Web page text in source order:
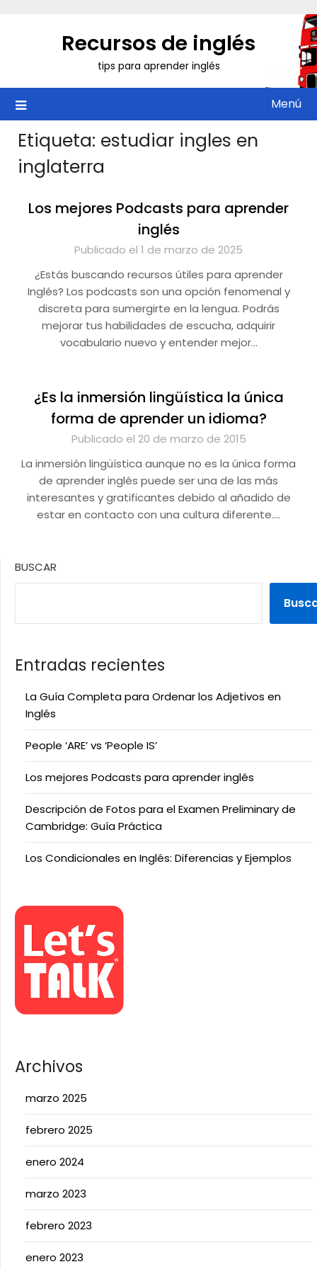
Recursos de inglés
tips para aprender inglés
Menú
Etiqueta: estudiar ingles en
inglaterra
Los mejores Podcasts para aprender
inglés
Publicado el 1 de marzo de 2025
¿Estás buscando recursos útiles para aprender
Inglés? Los podcasts son una opción fenomenal y
discreta para sumergirte en la lengua. Podrás
mejorar tus habilidades de escucha, adquirir
vocabulario nuevo y entender mejor…
¿Es la inmersión lingüística la única
forma de aprender un idioma?
Publicado el 20 de marzo de 2015
La inmersión lingüística aunque no es la única forma
de aprender inglés puede ser una de las más
interesantes y gratificantes debido al añadido de
estar en contacto con una cultura diferente….
BUSCAR
Entradas recientes
La Guía Completa para Ordenar los Adjetivos en
Inglés
People ‘ARE’ vs ‘People IS’
Los mejores Podcasts para aprender inglés
Descripción de Fotos para el Examen Preliminary de
Cambridge: Guía Práctica
Los Condicionales en Inglés: Diferencias y Ejemplos
Archivos
marzo 2025
febrero 2025
enero 2024
marzo 2023
febrero 2023
enero 2023